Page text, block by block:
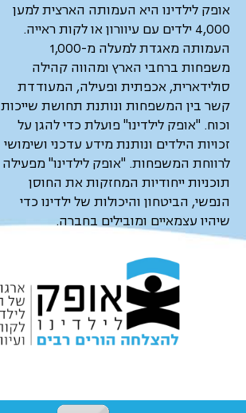
אופק לילדינו היא העמותה הארצית למען
4,000 ילדים עם עיוורון או לקות ראייה.
העמותה מאגדת למעלה מ-1,000
משפחות ברחבי הארץ ומהווה קהילה
סולידארית, אכפתית ופעילה, המעודדת
קשר בין המשפחות ונותנת תחושת שייכות
וכוח. "אופק לילדינו" פועלת כדי להגן על
זכויות הילדים ונותנת מידע עדכני ושימושי
לרווחת המשפחות. "אופק לילדינו" מפעילה
תוכניות ייחודיות המחזקות את החוסן
הנפשי, הביטחון והיכולות של ילדינו כדי
שיהיו עצמאיים ומובילים בחברה.